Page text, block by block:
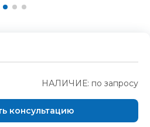
НАЛИЧИЕ: по запросу
консультацию